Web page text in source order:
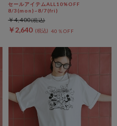
セールアイテムALL10%OFF
8/3(mon)~8/7(fri)
￥2,640 40％OFF
￥4,400